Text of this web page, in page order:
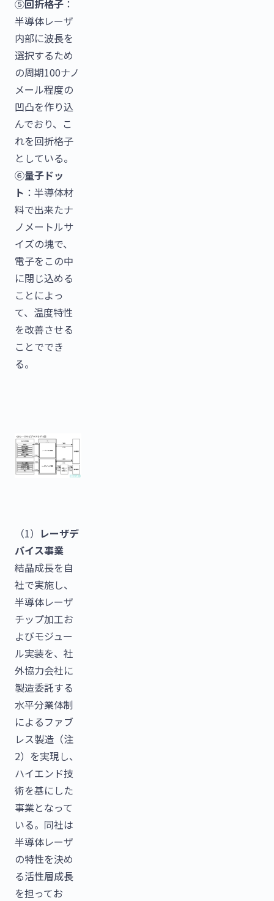
⑤回折格子 ：
半導体レーザ
内部に波長を
選択するため
の周期100ナノ
メール程度の
凹凸を作り込
んでおり、こ
れを回折格子
としている。
⑥量子ドッ
ト ：半導体材
料で出来たナ
ノメートルサ
イズの塊で、
電子をこの中
に閉じ込める
ことによっ
て、温度特性
を改善させる
ことででき
る。
（1） レーザデ
バイス事業
結晶成長を自
社で実施し、
半導体レーザ
チップ加工お
よびモジュー
ル実装を、社
外協力会社に
製造委託する
水平分業体制
によるファブ
レス製造（注
2）を実現し、
ハイエンド技
術を基にした
事業となって
いる。同社は
半導体レーザ
の特性を決め
る活性層成長
を担ってお